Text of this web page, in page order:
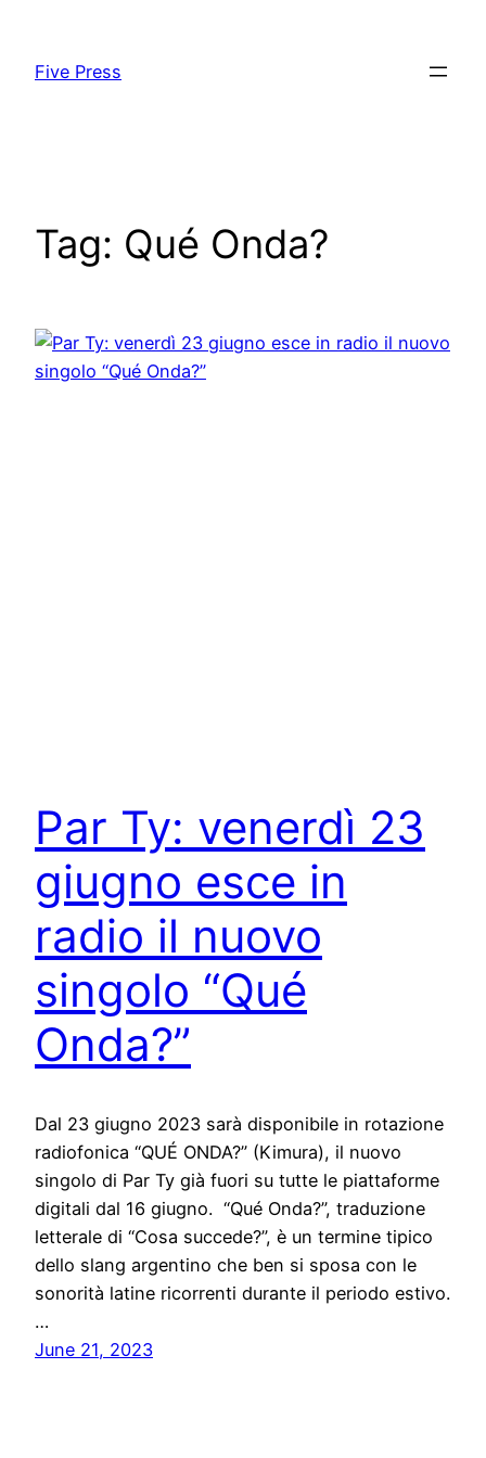
content
Five Press
Tag: Qué Onda?
Par Ty: venerdì 23
giugno esce in
radio il nuovo
singolo “Qué
Onda?”
Dal 23 giugno 2023 sarà disponibile in rotazione
radiofonica “QUÉ ONDA?” (Kimura), il nuovo
singolo di Par Ty già fuori su tutte le piattaforme
digitali dal 16 giugno. “Qué Onda?”, traduzione
letterale di “Cosa succede?”, è un termine tipico
dello slang argentino che ben si sposa con le
sonorità latine ricorrenti durante il periodo estivo.
…
June 21, 2023